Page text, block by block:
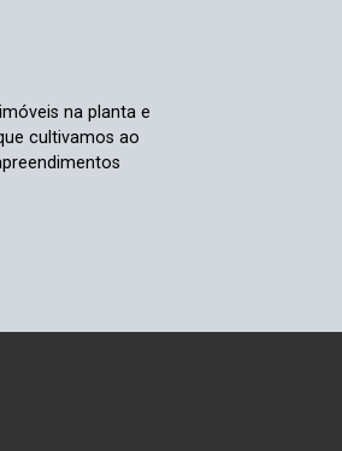
na planta e
cultivamos ao